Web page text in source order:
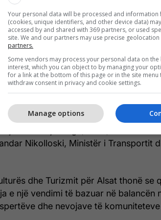
Nikolloski.
është në shqyrtim është traseja
e cila parashihet të kalojë edhe
që në kohën kur është
"Bechtel dhe Enka", por
janë shumë të qarta, e kjo
Ndërsa zonë e mbrojtur nuk
por i gjithë Liqeni i Ohrit, së bashku
rreth tij Strugë, Ohër, Debërcë dhe
Nikolloski, Ministër i Transportit
dhe Turizmit për Alsat thonë se
e një vendimi të bazuar në balancën
dhe nevojave të
Your personal data will be processed and information
(cookies, unique identifiers, and other device data)
accessed by and shared with 369 partners, or used
site. We and our partners may use precise geolocation
partners.
Some vendors may process your personal data on
interest, which you can object to by managing your
for a link at the bottom of this page or in the site menu
withdraw consent in privacy and cookie settings.
Manage options